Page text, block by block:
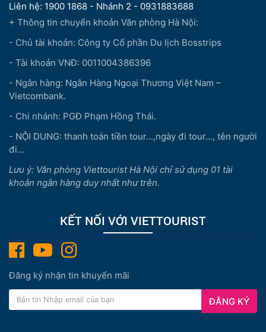
Liên hệ: 1900 1868 - Nhánh 2 - 0931883688
+ Thông tin chuyển khoản Văn phòng Hà Nội:
- Chủ tài khoản: Công ty Cổ phần Du lịch Bosstrips
- Tài khoản VNĐ: 0011004386396
- Ngân hàng: Ngân Hàng Ngoại Thương Việt Nam –
Vietcombank.
- Chi nhánh: PGĐ Phạm Hồng Thái.
- NỘI DUNG: thanh toán tiền tour...,ngày đi tour..., tên người
đi...
Lưu ý: Văn phòng Viettourist Hà Nội chỉ sử dụng 01 tài
khoản ngân hàng duy nhất như trên.
KẾT NỐI VỚI VIETTOURIST
Đăng ký nhận tin khuyến mãi
ĐĂNG KÝ